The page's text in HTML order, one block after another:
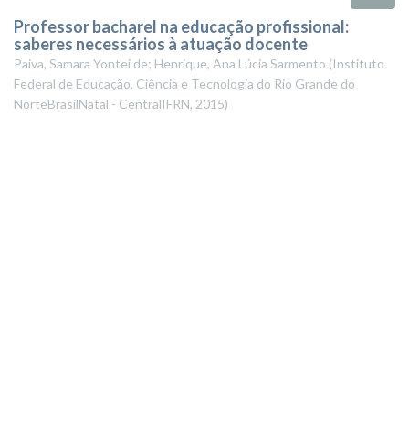
Professor bacharel na educação profissional:
saberes necessários à atuação docente
Paiva, Samara Yontei de; Henrique, Ana Lúcia Sarmento (Instituto
Federal de Educação, Ciência e Tecnologia do Rio Grande do
NorteBrasilNatal - CentralIFRN, 2015)